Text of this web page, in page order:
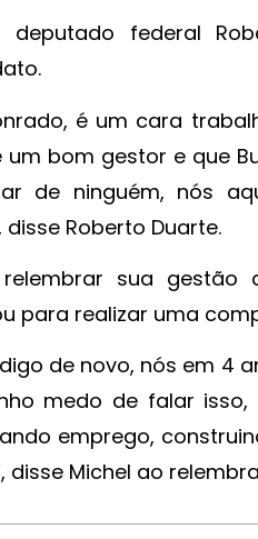
deputado federal
é um cara
bom gestor e que
de ninguém, nós
Roberto Duarte.
sua gestão
para realizar uma
de novo, nós em 4
medo de falar
emprego,
disse Michel ao